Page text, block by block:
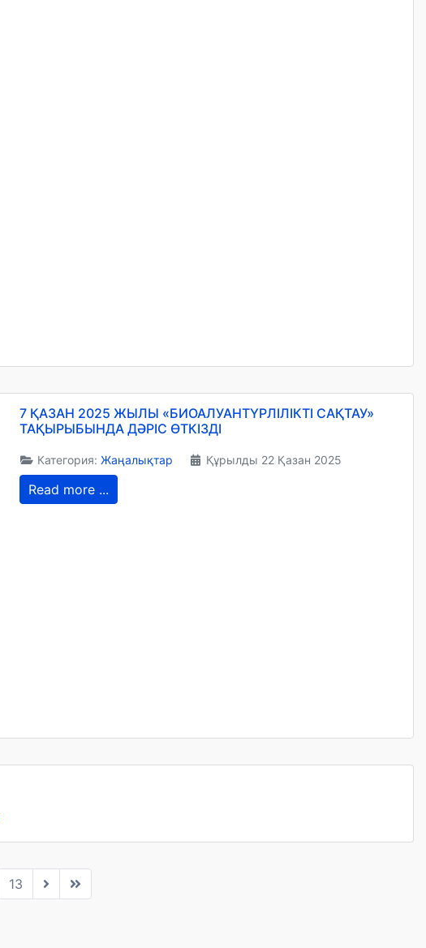
7 ҚАЗАН 2025 ЖЫЛЫ «БИОАЛУАНТҮРЛІЛІКТІ САҚТАУ»
ТАҚЫРЫБЫНДА ДӘРІС ӨТКІЗДІ
Категория: Жаңалықтар Құрылды 22 Қазан 2025
Read more ...
13